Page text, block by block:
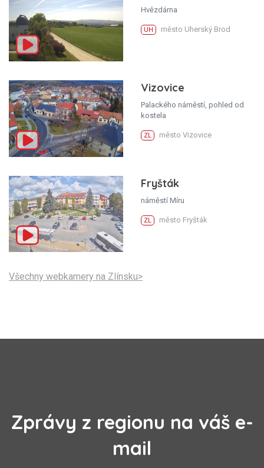
Hvězdárna
UH město Uherský Brod
Vizovice
Palackého náměstí, pohled od
kostela
ZL město Vizovice
Fryšták
náměstí Míru
ZL město Fryšták
Všechny webkamery na Zlínsku>
Zprávy z regionu na váš e-
mail